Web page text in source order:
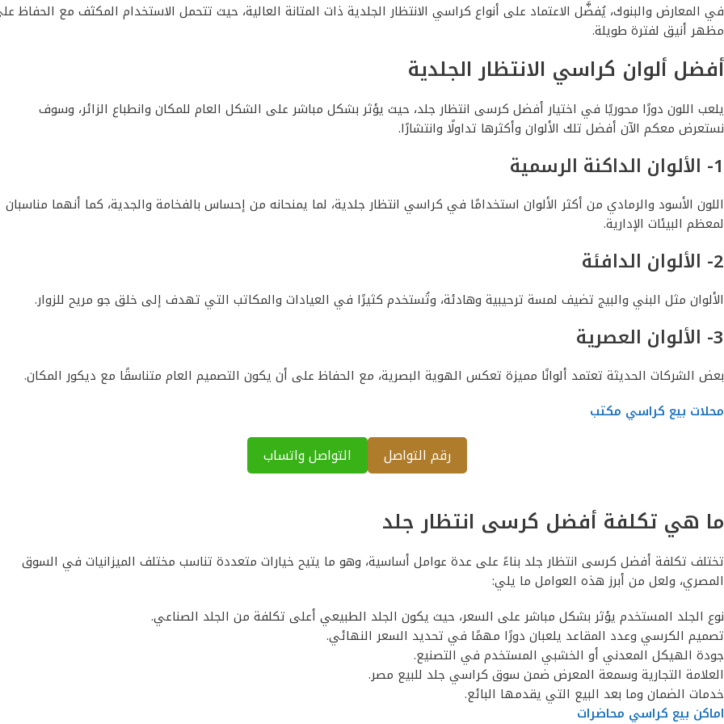
في المعارض والبنوك، يُفضَّل الاعتماد على أنواع كراسي الانتظار الجلدية ذات المتانة العالية، حيث تتحمل الاستخدام المكثف مع الحفاظ
مظهر أنيق لفترة طويلة.
أفضل ألوان كراسي الانتظار الجلدية
يلعب اللون دورًا محوريًا في اختيار أفضل كرسى انتظار جلد، حيث يؤثر بشكل مباشر على الشكل العام للمكان وانطباع الزائر، وسوف
نستعرض معكم الآن أفضل تلك الألوان وأكثرها تداولًا وانتشارًا.
1- الألوان الداكنة الرسمية
اللون الأسود والرمادي من أكثر الألوان استخدامًا في كراسي انتظار جلدية، لما يمنحانه من إحساس بالفخامة والجدية، كما أنهما مناسبان
لمعظم البيئات الإدارية.
2- الألوان الدافئة
الألوان مثل البني والبيج تضيف لمسة ترحيبية وهادئة، وتُستخدم كثيرًا في العيادات والمكاتب التي تهدف إلى خلق جو مريح للزوار.
3- الألوان العصرية
بعض الشركات الحديثة تعتمد ألوانًا مميزة تعكس الهوية البصرية، مع الحفاظ على أن يكون التصميم العام متناسقًا مع ديكور المكان.
محلات بيع كراسي مكتب
رقم التواصل التواصل واتساب
ما هي تكلفة أفضل كرسى انتظار جلد
تختلف تكلفة أفضل كرسى انتظار جلد بناءً على عدة عوامل أساسية، وهو ما يتيح خيارات متعددة تناسب مختلف الميزانيات في السوق
المصري، ولعل من أبرز هذه العوامل ما يلي:
نوع الجلد المستخدم يؤثر بشكل مباشر على السعر، حيث يكون الجلد الطبيعي أعلى تكلفة من الجلد الصناعي.
تصميم الكرسي وعدد المقاعد يلعبان دورًا مهمًا في تحديد السعر النهائي.
جودة الهيكل المعدني أو الخشبي المستخدم في التصنيع.
العلامة التجارية وسمعة المعرض ضمن سوق كراسي جلد للبيع مصر.
خدمات الضمان وما بعد البيع التي يقدمها البائع.
اماكن بيع كراسي محاضرات